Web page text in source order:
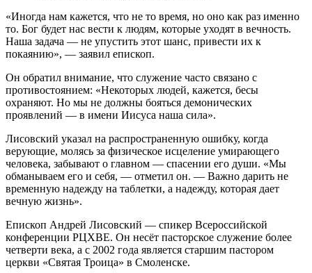
«Иногда нам кажется, что не то время, но оно как раз именно
то. Бог будет нас вести к людям, которые уходят в вечность.
Наша задача — не упустить этот шанс, привести их к
покаянию», — заявил епископ.
Он обратил внимание, что служение часто связано с
противостоянием: «Некоторых людей, кажется, бесы
охраняют. Но мы не должны бояться демонических
проявлений — в имени Иисуса наша сила».
Лисовский указал на распространенную ошибку, когда
верующие, молясь за физическое исцеление умирающего
человека, забывают о главном — спасении его души. «Мы
обманываем его и себя, — отметил он. — Важно дарить не
временную надежду на таблетки, а надежду, которая дает
вечную жизнь».
Епископ Андрей Лисовский — спикер Всероссийской
конференции РЦХВЕ. Он несёт пасторское служение более
четверти века, а с 2002 года является старшим пастором
церкви «Святая Троица» в Смоленске.